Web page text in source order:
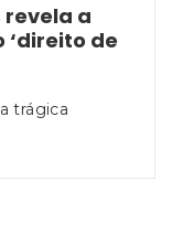
revela a
de
trágica